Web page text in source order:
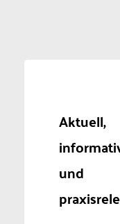
Aktuell,
und